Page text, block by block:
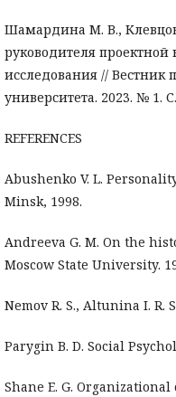
Шамардина М. В.,
руководителя
исследования // Вестник
университета. 2023. № 1.
REFERENCES
Abushenko V. L.
Minsk, 1998.
Andreeva G. M. On the
Moscow State University.
Nemov R. S., Altunina I. R.
Parygin B. D. Social
Shane E. G.